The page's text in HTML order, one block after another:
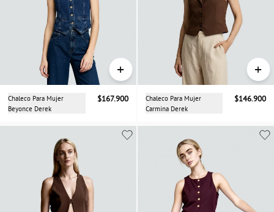
+
Chaleco Para Mujer
Beyonce Derek
$167.900
+
Chaleco Para Mujer
Carmina Derek
$146.900